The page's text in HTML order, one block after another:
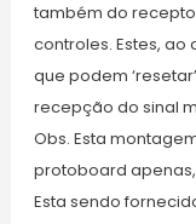
também do
controles. Estes,
que podem
recepção do sinal
Obs. Esta
protoboard
Esta sendo